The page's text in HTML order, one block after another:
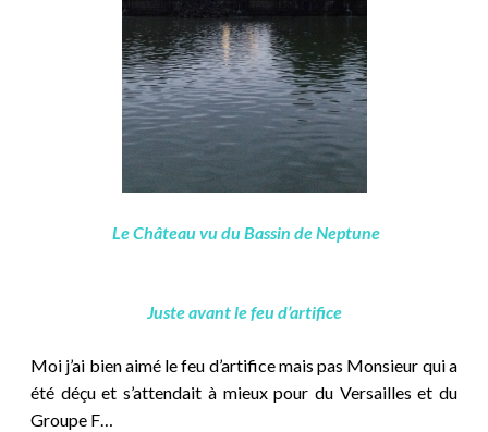
Le Château vu du Bassin de Neptune
Juste avant le feu d’artifice
Moi j’ai bien aimé le feu d’artifice mais pas Monsieur qui a
été déçu et s’attendait à mieux pour du Versailles et du
Groupe F…